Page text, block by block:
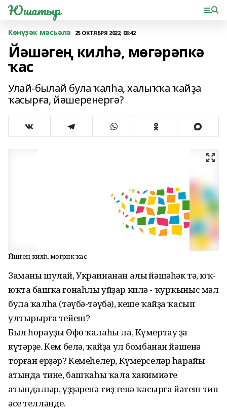
Юшатыр
Көнүҙәк мәсьәлә 25 ОКТЯБРЯ 2022, 08:42
Йәшәгең килһә, мөгәрәпкә
ҡас
Улай-былай була ҡалһа, халыҡҡа ҡайҙа
ҡасырға, йәшеренергә?
Йәшәгең килһә, мөгәрәпкә ҡас
Заманы шулай, Украинанан алыҫ йәшәһәк тә, юҡ-
юҡта башҡа гонаһлы уйҙар килә - ҡурҡыныс мәл
була ҡалһа (тәүбә-тәүбә), кеше ҡайҙа ҡасып
ултырырға тейеш?
Был һорауҙы Өфө ҡалаһы ла, Күмертау ҙа
күтәрҙе. Кем белә, ҡайҙа ул бомбанан йәшенә
торған ерҙәр? Кемеһелер, Күмерселәр һарайы
аҫтында тине, башҡаһы ҡала хакимиәте
аҫтындалыр, үҙҙәренә тиҙ генә ҡасырға йәтеш тип
әсе телләнде.